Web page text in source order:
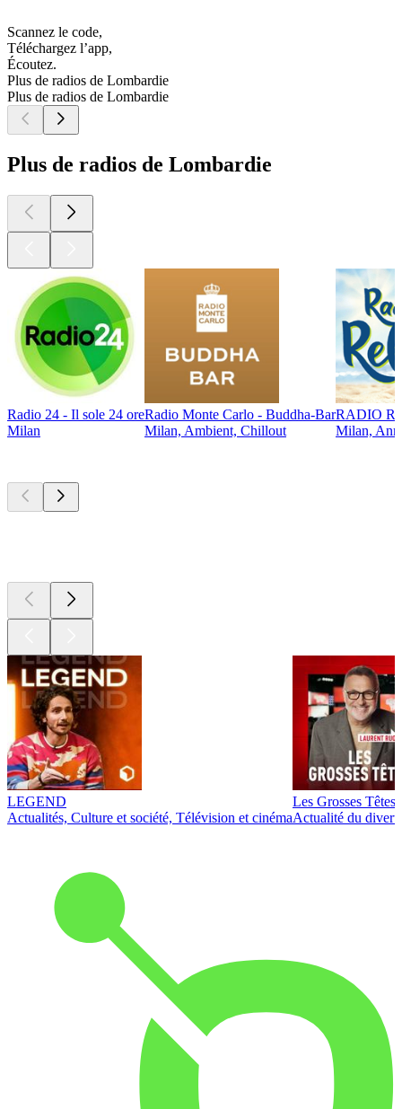
Scannez le code,
Téléchargez l’app,
Écoutez.
Plus de radios de Lombardie
Plus de radios de Lombardie
Plus de radios de Lombardie
Radio 24 - Il sole 24 ore
Milan
Radio Monte Carlo - Buddha-Bar
Milan, Ambient, Chillout
RADIO
Milan,
LEGEND
Actualités, Culture et société, Télévision et cinéma
Les Grosses Têtes
Actualité du